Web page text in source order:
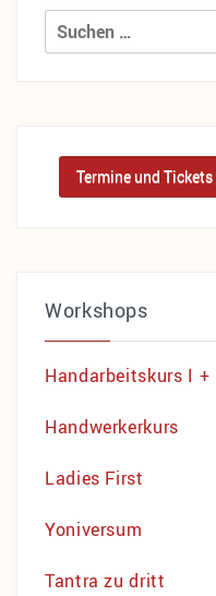
Suchen
nach:
Termine und Tickets
Workshops
Handarbeitskurs I +
Handwerkerkurs
Ladies First
Yoniversum
Tantra zu dritt